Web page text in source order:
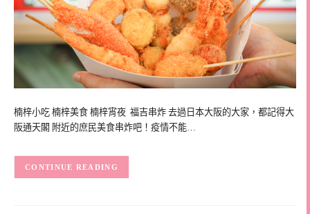
楠梓小吃 楠梓美食 楠梓宵夜 福吉串炸 去過日本大阪的大家，都記得大
阪通天閣 附近的庶民美食串炸吧！疫情不能…
CONTINUE READING